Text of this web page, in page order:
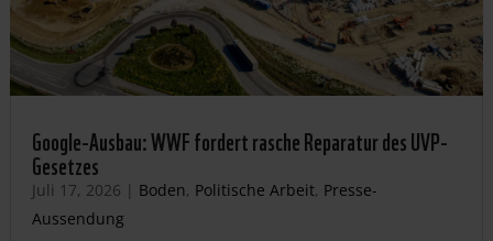
Google-Ausbau: WWF fordert rasche Reparatur des UVP-
Gesetzes
Juli 17, 2026 | Boden, Politische Arbeit, Presse-
Aussendung